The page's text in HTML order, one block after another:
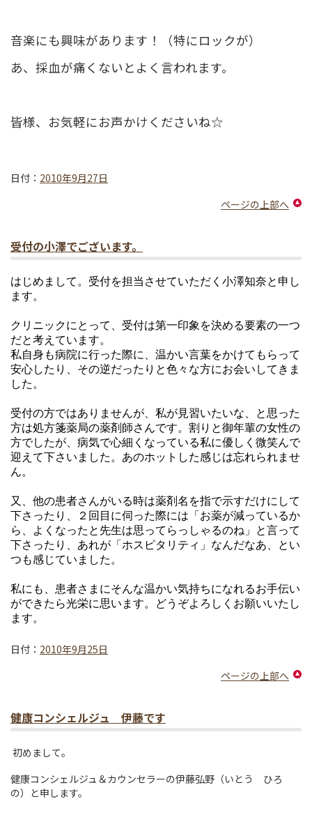
音楽にも興味があります！（特にロックが）
あ、採血が痛くないとよく言われます。
皆様、お気軽にお声かけくださいね☆
日付： 2010年9月27日
ページの上部へ
受付の小澤でございます。
はじめまして。受付を担当させていただく小澤知奈と申し
ます。
クリニックにとって、受付は第一印象を決める要素の一つ
だと考えています。
私自身も病院に行った際に、温かい言葉をかけてもらって
安心したり、その逆だったりと色々な方にお会いしてきま
した。
受付の方ではありませんが、私が見習いたいな、と思った
方は処方箋薬局の薬剤師さんです。割りと御年輩の女性の
方でしたが、病気で心細くなっている私に優しく微笑んで
迎えて下さいました。あのホットした感じは忘れられませ
ん。
又、他の患者さんがいる時は薬剤名を指で示すだけにして
下さったり、２回目に伺った際には「お薬が減っているか
ら、よくなったと先生は思ってらっしゃるのね」と言って
下さったり、あれが「ホスピタリティ」なんだなあ、とい
つも感じていました。
私にも、患者さまにそんな温かい気持ちになれるお手伝い
ができたら光栄に思います。どうぞよろしくお願いいたし
ます。
日付： 2010年9月25日
ページの上部へ
健康コンシェルジュ 伊藤です
初めまして。
健康コンシェルジュ＆カウンセラーの伊藤弘野（いとう ひろ
の）と申します。